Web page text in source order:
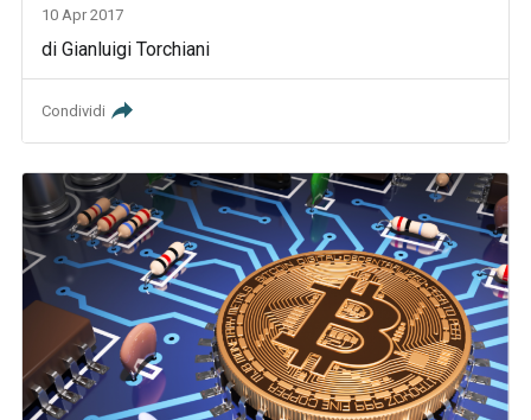
10 Apr 2017
di Gianluigi Torchiani
Condividi